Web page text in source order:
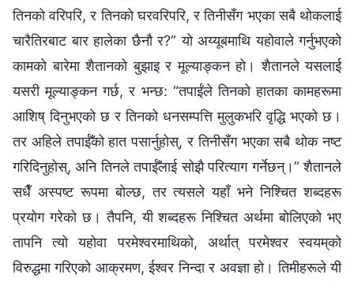
तिनको वरिपरि, र तिनको घरवरिपरि, र तिनीसँग भएका सबै थोकलाई
चारैतिरबाट बार हालेका छैनौ र?” यो अय्यूबमाथि यहोवाले गर्नुभएको
कामको बारेमा शैतानको बुझाइ र मूल्याङ्कन हो। शैतानले यसलाई
यसरी मूल्याङ्कन गर्छ, र भन्छ: “तपाईंले तिनको हातका कामहरूमा
आशिष्‌ दिनुभएको छ र तिनको धनसम्पत्ति मुलुकभरि वृद्धि भएको छ।
तर अहिले तपाईँको हात पसार्नुहोस्, र तिनीसँग भएका सबै थोक नष्ट
गरिदिनुहोस्, अनि तिनले तपाईँलाई सोझै परित्याग गर्नेछन्।” शैतानले
सधैँ अस्पष्ट रूपमा बोल्छ, तर त्यसले यहाँ भने निश्‍चित शब्दहरू
प्रयोग गरेको छ। तैपनि, यी शब्दहरू निश्‍चित अर्थमा बोलिएको भए
तापनि त्यो यहोवा परमेश्‍वरमाथिको, अर्थात् परमेश्‍वर स्वयम्‌को
विरुद्धमा गरिएको आक्रमण, ईश्‍वर निन्दा र अवज्ञा हो। तिमीहरूले यी